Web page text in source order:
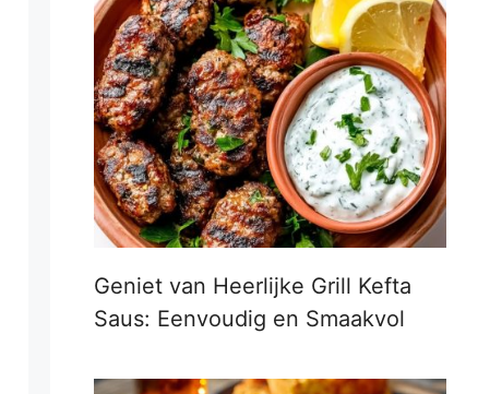
Geniet van Heerlijke Grill Kefta
Saus: Eenvoudig en Smaakvol